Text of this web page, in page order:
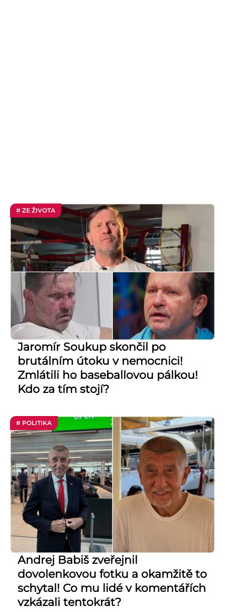
# ZE ŽIVOTA
Jaromír Soukup skončil po
brutálním útoku v nemocnici!
Zmlátili ho baseballovou pálkou!
Kdo za tím stojí?
# POLITIKA
Andrej Babiš zveřejnil
dovolenkovou fotku a okamžitě to
schytal! Co mu lidé v komentářích
vzkázali tentokrát?